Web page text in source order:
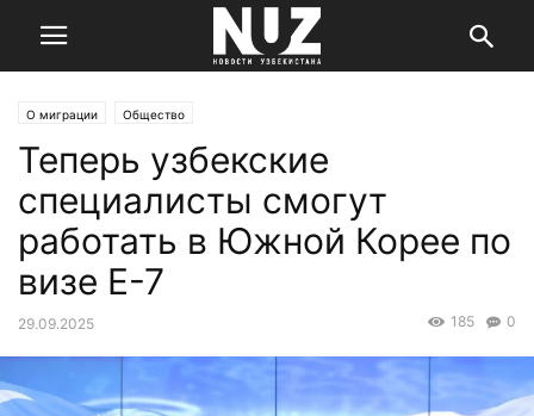
О миграции Общество
Теперь узбекские
специалисты смогут
работать в Южной Корее по
визе E-7
29.09.2025 0
185